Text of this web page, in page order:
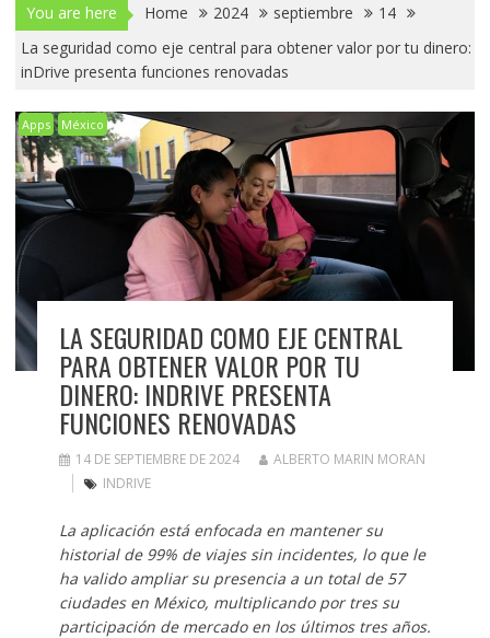
You are here Home 2024 septiembre
14
La seguridad como eje central para obtener valor por tu dinero:
inDrive presenta funciones renovadas
Apps México
LA SEGURIDAD COMO EJE CENTRAL
PARA OBTENER VALOR POR TU
DINERO: INDRIVE PRESENTA
FUNCIONES RENOVADAS
14 DE SEPTIEMBRE DE 2024
ALBERTO MARIN MORAN
INDRIVE
La aplicación está enfocada en mantener su
historial de 99% de viajes sin incidentes, lo que le
ha valido ampliar su presencia a un total de 57
ciudades en México, multiplicando por tres su
participación de mercado en los últimos tres años.